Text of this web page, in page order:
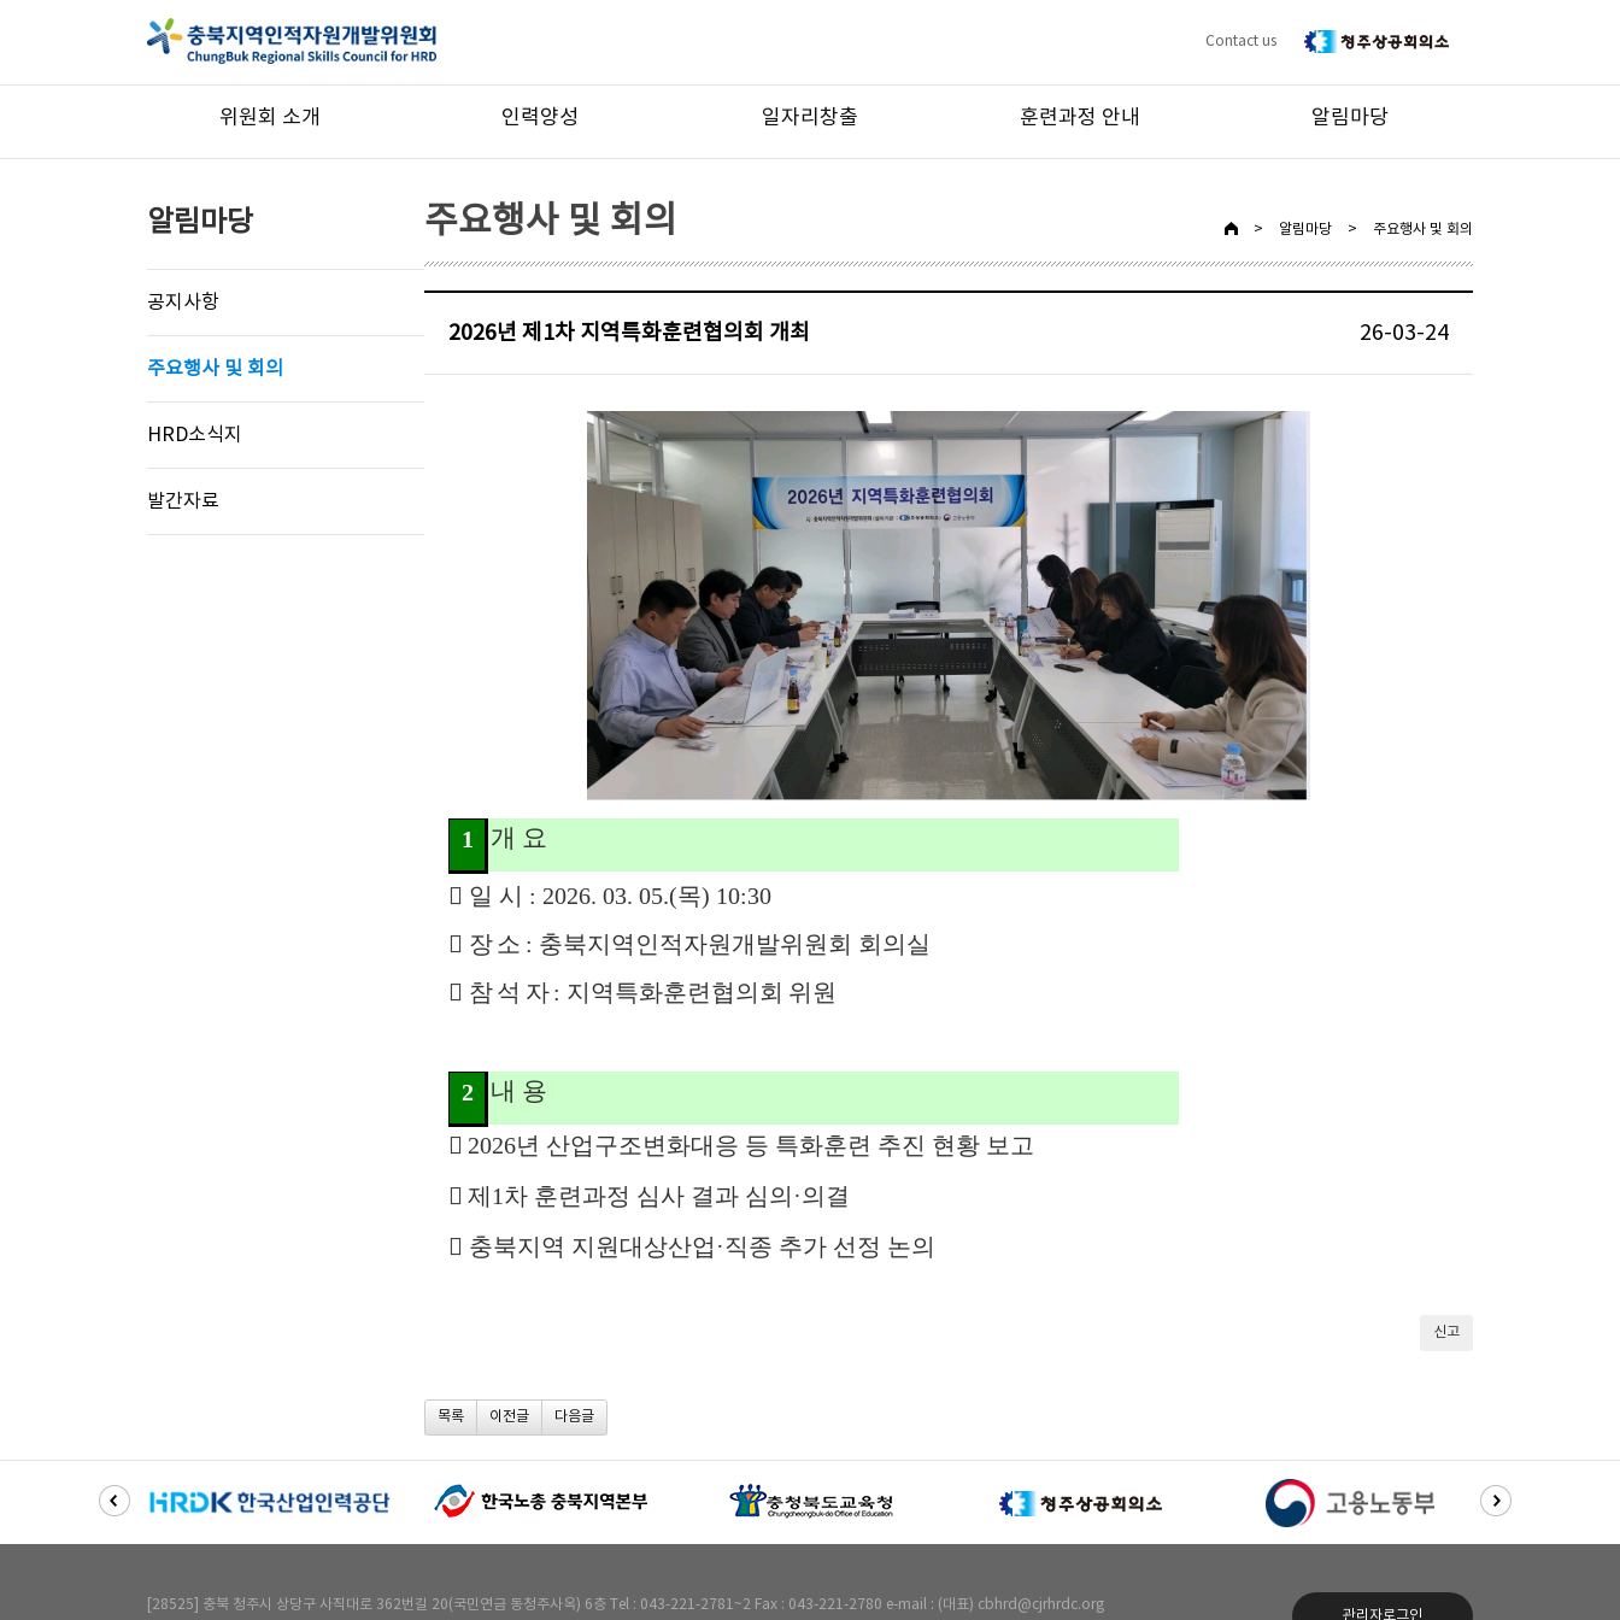
Contact us
위원회 소개 인력양성 일자리창출 훈련과정 안내 알림마당
알림마당
공지사항
주요행사 및 회의
HRD소식지
발간자료
주요행사 및 회의 > 알림마당 > 주요행사 및 회의
2026년 제1차 지역특화훈련협의회 개최 26-03-24
1 개 요
 일 시 : 2026. 03. 05.(목) 10:30
 장 소 : 충북지역인적자원개발위원회 회의실
 참 석 자: 지역특화훈련협의회 위원
2 내 용
 2026년 산업구조변화대응 등 특화훈련 추진 현황 보고
 제 1차 훈련과정 심사 결과 심의 ·의결
 충북지역 지원대상산업 ·직종 추가 선정 논의
신고
목록 이전글 다음글
[28525] 충북 청주시 상당구 사직대로 362번길 20(국민연금 동청주사옥) 6층 Tel : 043-221-2781~2 Fax : 043-221-2780 e-mail : (대표) cbhrd@cjrhrdc.org
관리자로그인